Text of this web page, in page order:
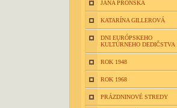
JANA PRONSKÁ
KATARÍNA GILLEROVÁ
DNI EURÓPSKEHO
KULTÚRNEHO DEDIČSTVA
ROK 1948
ROK 1968
PRÁZDNINOVÉ STREDY